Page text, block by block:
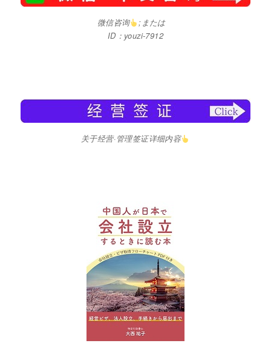
微信咨询
;または
ID：youzi-7912
关于经营·管理签证详细内容